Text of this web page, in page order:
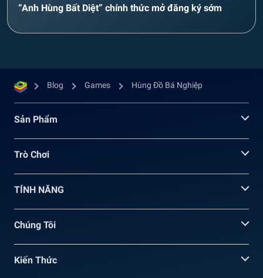
“Anh Hùng Bất Diệt” chính thức mở đăng ký sớm
Blog Games Hùng Đồ Bá Nghiệp
Sản Phẩm
Trò Chơi
TÍNH NĂNG
Chúng Tôi
Kiến Thức